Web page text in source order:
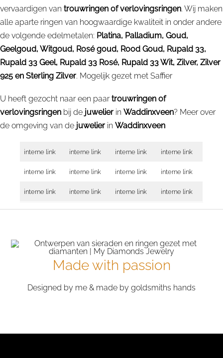
vervaardigen van trouwringen of verlovingsringen. Wij maken
alle aparte ringen van hoogwaardige kwaliteit in onder andere
de volgende edelmetalen: Platina, Palladium, Goud,
Geelgoud, Witgoud, Rosé goud, Rood Goud, Rupald 33,
Rupald 33 Geel, Rupald 33 Rosé, Rupald 33 Wit, Zilver, Zilver
925 en Sterling Zilver. Mogelijk gezet met Saffier
U heeft gezocht naar een paartrouwringen of
verlovingsringen bij de juwelier in Waddinxveen? Meer over
de omgeving van de juwelier in Waddinxveen
interne link interne link interne link interne link
interne link interne link interne link interne link
interne link interne link interne link interne link
Made with passion
Designed by me & made by goldsmiths hands